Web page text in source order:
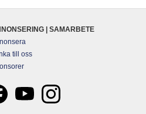
| SAMARBETE
till oss